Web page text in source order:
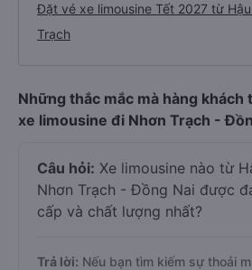
Đặt vé xe limousine Tết 2027 từ
Trạch
Những thắc mắc mà hàng khách
xe limousine đi Nhơn Trạch -
Câu hỏi: Xe limousine nào từ
Nhơn Trạch - Đồng Nai được
cấp và chất lượng nhất?
Trả lời: Nếu bạn tìm kiếm sự thoải